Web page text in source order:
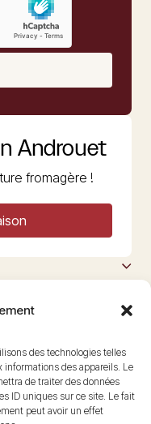
des technologies telles
informations des appareils. Le
de traiter des données
ID uniques sur ce site. Le fait
peut avoir un effet
Androuet
fromagère !
Grade